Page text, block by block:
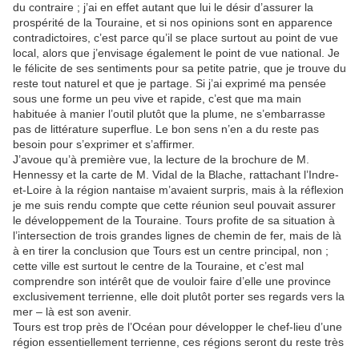
du contraire ; j’ai en effet autant que lui le désir d’assurer la
prospérité de la Touraine, et si nos opinions sont en apparence
contradictoires, c’est parce qu’il se place surtout au point de vue
local, alors que j’envisage également le point de vue national. Je
le félicite de ses sentiments pour sa petite patrie, que je trouve du
reste tout naturel et que je partage. Si j’ai exprimé ma pensée
sous une forme un peu vive et rapide, c’est que ma main
habituée à manier l’outil plutôt que la plume, ne s’embarrasse
pas de littérature superflue. Le bon sens n’en a du reste pas
besoin pour s’exprimer et s’affirmer.
J’avoue qu’à première vue, la lecture de la brochure de M.
Hennessy et la carte de M. Vidal de la Blache, rattachant l’Indre-
et-Loire à la région nantaise m’avaient surpris, mais à la réflexion
je me suis rendu compte que cette réunion seul pouvait assurer
le développement de la Touraine. Tours profite de sa situation à
l’intersection de trois grandes lignes de chemin de fer, mais de là
à en tirer la conclusion que Tours est un centre principal, non ;
cette ville est surtout le centre de la Touraine, et c’est mal
comprendre son intérêt que de vouloir faire d’elle une province
exclusivement terrienne, elle doit plutôt porter ses regards vers la
mer – là est son avenir.
Tours est trop près de l’Océan pour développer le chef-lieu d’une
région essentiellement terrienne, ces régions seront du reste très